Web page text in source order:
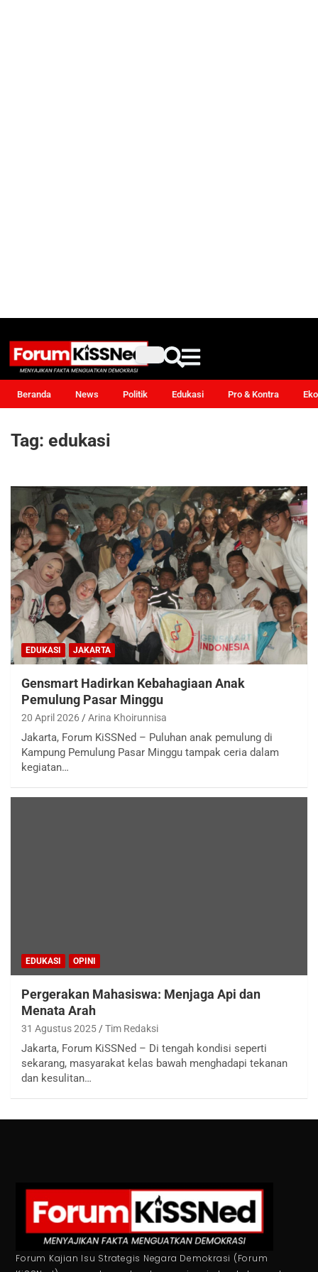
Beranda News Politik Edukasi Pro & Kontra
Tag: edukasi
EDUKASI JAKARTA
Gensmart Hadirkan Kebahagiaan Anak
Pemulung Pasar Minggu
20 April 2026 Arina Khoirunnisa
Jakarta, Forum KiSSNed – Puluhan anak pemulung di
Kampung Pemulung Pasar Minggu tampak ceria dalam
kegiatan…
EDUKASI OPINI
Pergerakan Mahasiswa: Menjaga Api dan
Menata Arah
31 Agustus 2025 Tim Redaksi
Jakarta, Forum KiSSNed – Di tengah kondisi seperti
sekarang, masyarakat kelas bawah menghadapi tekanan
dan kesulitan…
Forum Kajian Isu Strategis Negara Demokrasi (Forum